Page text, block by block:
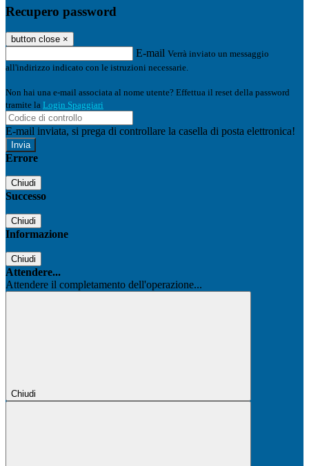
Recupero password
button close ×
E-mail Verrà inviato un messaggio
all'indirizzo indicato con le istruzioni necessarie.
Non hai una e-mail associata al nome utente? Effettua il reset della password
tramite la Login Spaggiari
E-mail inviata, si prega di controllare la casella di posta elettronica!
Errore
Chiudi
Successo
Chiudi
Informazione
Chiudi
Attendere...
Attendere il completamento dell'operazione...
Chiudi